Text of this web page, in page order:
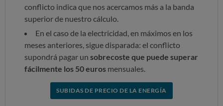
conflicto indica que nos acercamos más a la banda
superior de nuestro cálculo.
En el caso de la electricidad, en máximos en los
meses anteriores, sigue disparada: el conflicto
supondrá pagar un sobrecoste que puede superar
fácilmente los 50 euros mensuales.
SUBIDAS DE PRECIO DE LA ENERGÍA